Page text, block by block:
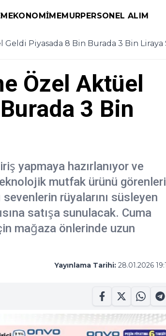
EKONOMIMEMURPERSONEL ALIM
Piyasada 8 Bin Burada 3 Bin Liraya
Özel Aktüel
3 Bin
yapmaya hazırlanıyor ve
mutfak ürünü görenleri
sevenlerin rüyalarını süsleyen
satışa sunulacak. Cuma
mağaza önlerinde uzun
Yayınlama Tarihi: 28.01.2026